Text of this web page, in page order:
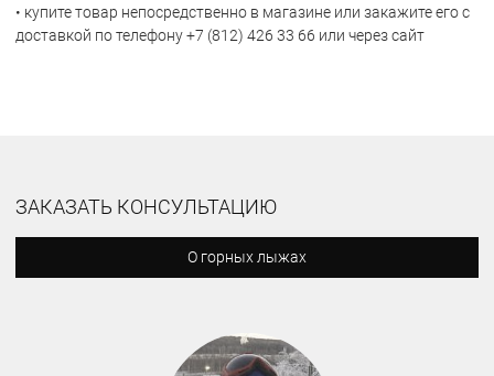
• купите товар непосредственно в магазине или закажите его с
доставкой по телефону +7 (812) 426 33 66 или через сайт
ЗАКАЗАТЬ КОНСУЛЬТАЦИЮ
О горных лыжах